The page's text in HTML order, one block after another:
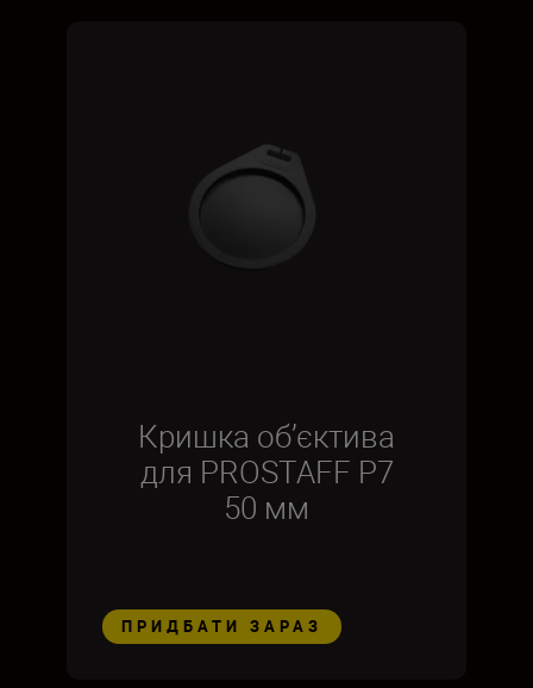
Кришка об’єктива
для PROSTAFF P7
50 мм
ПРИДБАТИ ЗАРАЗ